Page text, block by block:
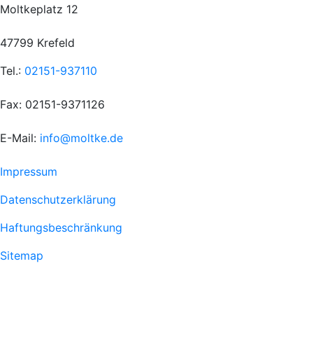
Moltkeplatz 12
47799 Krefeld
Tel.: 02151-937110
Fax: 02151-9371126
E-Mail: info@moltke.de
Menu
Fußzeile
1
Impressum
Datenschutzerklärung
Haftungsbeschränkung
Sitemap